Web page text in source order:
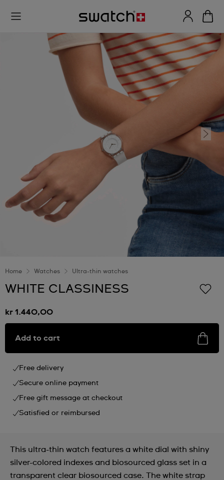
Home Watches Ultra-thin watches
WHITE CLASSINESS
kr 1.440,00
Add to cart
Free delivery
Secure online payment
Free gift message at checkout
Satisfied or reimbursed
This ultra-thin watch features a white dial with shiny
silver-colored indexes and biosourced glass set in a
transparent clear biosourced case. The white strap